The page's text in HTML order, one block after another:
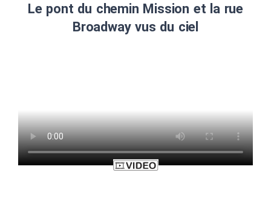
Le pont du chemin Mission et la rue
Broadway vus du ciel